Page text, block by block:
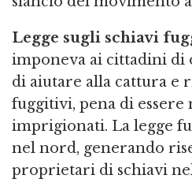
Legge sugli schiavi
imponeva ai cittadini di
di aiutare alla cattura e
fuggitivi, pena di essere
imprigionati. La legge
nel nord, generando
proprietari di schiavi